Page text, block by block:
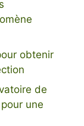
obtenir
de
une